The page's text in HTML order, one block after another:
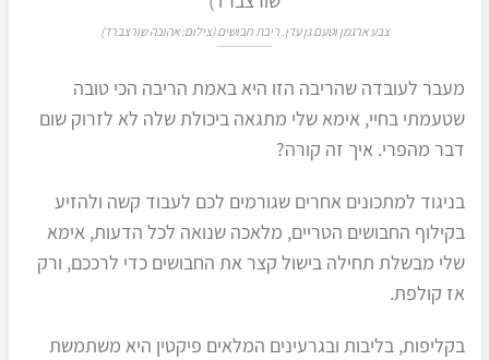
צבע ארגמן וטעם גן עדן. ריבת חבושים (צילום: אהובה שורצברד)
מעבר לעובדה שהריבה הזו היא באמת הריבה הכי טובה
שטעמתי בחיי, אימא שלי מתגאה ביכולת שלה לא לזרוק שום
דבר מהפרי. איך זה קורה?
בניגוד למתכונים אחרים שגורמים לכם לעבוד קשה ולהזיע
בקילוף החבושים הטריים, מלאכה שנואה לכל הדעות, אימא
שלי מבשלת תחילה בישול קצר את החבושים כדי לרככם, ורק
אז קולפת.
בקליפות, בליבות ובגרעינים המלאים פיקטין היא משתמשת